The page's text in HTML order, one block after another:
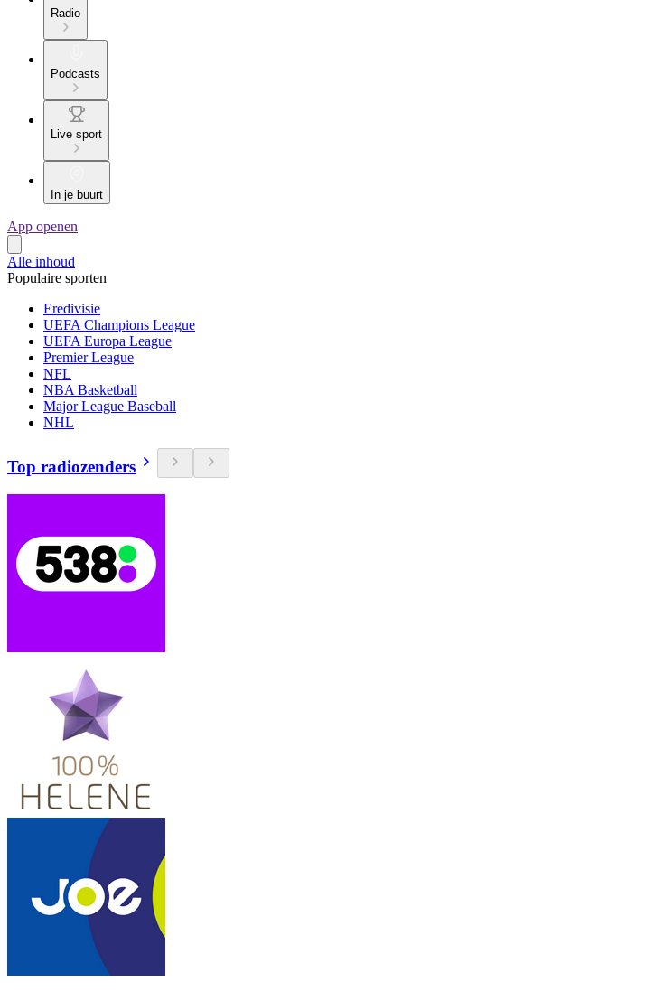
Radio
Podcasts
Live sport
In je buurt
App openen
Alle inhoud
Populaire sporten
Eredivisie
UEFA Champions League
UEFA Europa League
Premier League
NFL
NBA Basketball
Major League Baseball
NHL
Top radiozenders